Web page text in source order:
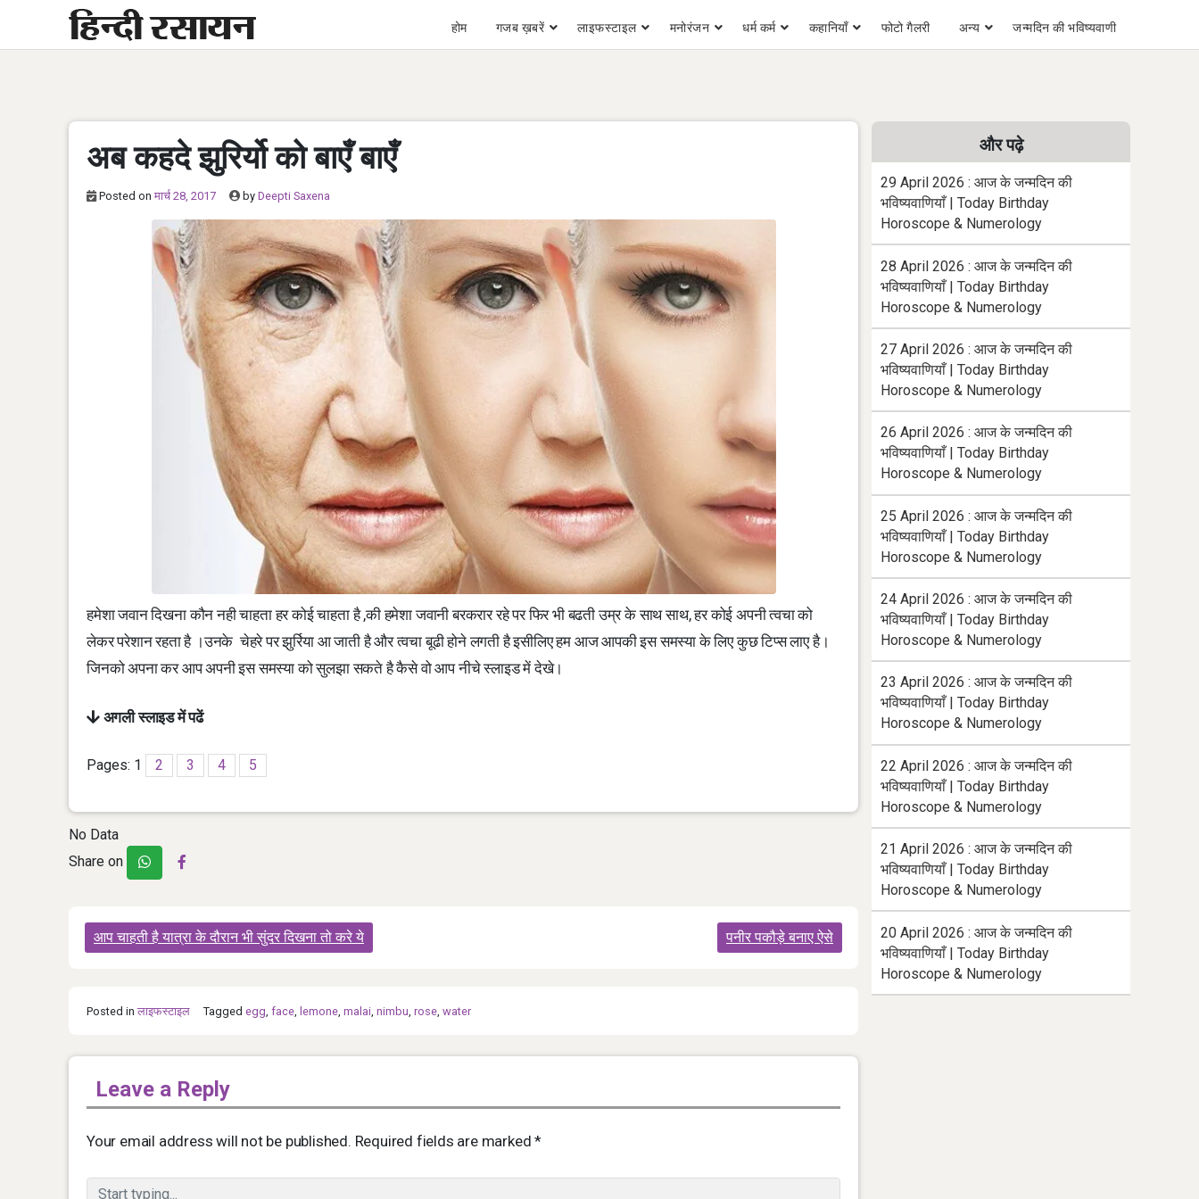
content
होम गजब ख़बरें लाइफस्टाइल मनोरंजन धर्म कर्म कहानियाँ फोटो गैलरी अन्य जन्मदिन की भविष्यवाणी
अब कहदे झुरिर्यो को बाएँ बाएँ
Posted on मार्च 28, 2017 by Deepti Saxena
हमेशा जवान दिखना कौन नही चाहता हर कोई चाहता है ,की हमेशा जवानी बरकरार रहे पर फिर भी बढती उम्र के साथ साथ, हर कोई अपनी त्वचा को
लेकर परेशान रहता है ।उनके चेहरे पर झुर्रिया आ जाती है और त्वचा बूढी होने लगती है इसीलिए हम आज आपकी इस समस्या के लिए कुछ टिप्स लाए है।
जिनको अपना कर आप अपनी इस समस्या को सुलझा सकते है कैसे वो आप नीचे स्लाइड में देखे।
अगली स्लाइड में पढें
Pages: 1 2 3 4 5
No Data
Share on
Post
navigation
आप चाहती है यात्रा के दौरान भी सुंदर दिखना तो करे ये पनीर पकौड़े बनाए ऐसे
Posted in लाइफस्टाइल Tagged egg, face, lemone, malai, nimbu, rose, water
Leave a Reply
Your email address will not be published. Required fields are marked*
और पढ़े
29 April 2026 : आज के जन्मदिन की
भविष्यवाणियाँ | Today Birthday
Horoscope & Numerology
28 April 2026 : आज के जन्मदिन की
भविष्यवाणियाँ | Today Birthday
Horoscope & Numerology
27 April 2026 : आज के जन्मदिन की
भविष्यवाणियाँ | Today Birthday
Horoscope & Numerology
26 April 2026 : आज के जन्मदिन की
भविष्यवाणियाँ | Today Birthday
Horoscope & Numerology
25 April 2026 : आज के जन्मदिन की
भविष्यवाणियाँ | Today Birthday
Horoscope & Numerology
24 April 2026 : आज के जन्मदिन की
भविष्यवाणियाँ | Today Birthday
Horoscope & Numerology
23 April 2026 : आज के जन्मदिन की
भविष्यवाणियाँ | Today Birthday
Horoscope & Numerology
22 April 2026 : आज के जन्मदिन की
भविष्यवाणियाँ | Today Birthday
Horoscope & Numerology
21 April 2026 : आज के जन्मदिन की
भविष्यवाणियाँ | Today Birthday
Horoscope & Numerology
20 April 2026 : आज के जन्मदिन की
भविष्यवाणियाँ | Today Birthday
Horoscope & Numerology